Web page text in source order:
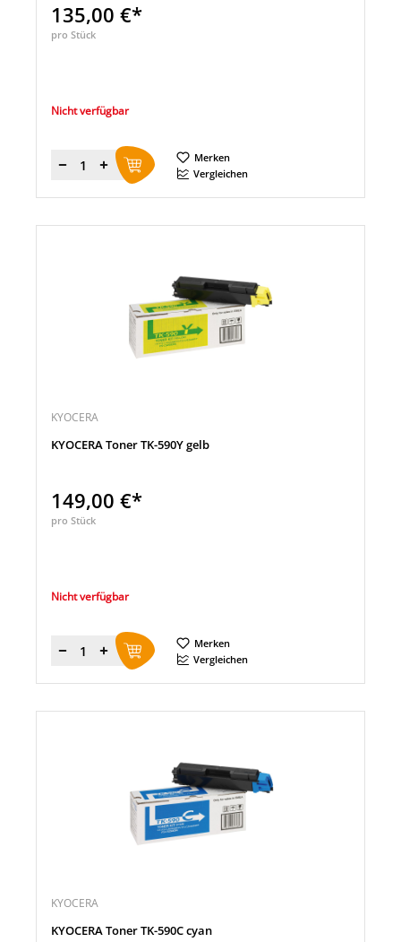
135,00 €*
pro Stück
Nicht verfügbar
Menge
Merken
Vergleichen
KYOCERA
KYOCERA Toner TK-590Y gelb
149,00 €*
pro Stück
Nicht verfügbar
Menge
Merken
Vergleichen
KYOCERA
KYOCERA Toner TK-590C cyan